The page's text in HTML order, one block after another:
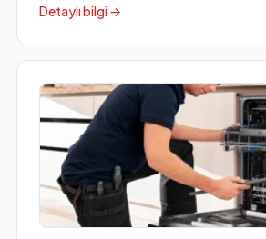
Detaylı bilgi →